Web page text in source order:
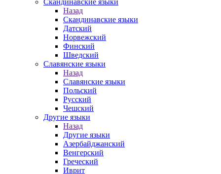
Скандинавские языки
Назад
Скандинавские языки
Датский
Норвежский
Финский
Шведский
Славянские языки
Назад
Славянские языки
Польский
Русский
Чешский
Другие языки
Назад
Другие языки
Азербайджанский
Венгерский
Греческий
Иврит